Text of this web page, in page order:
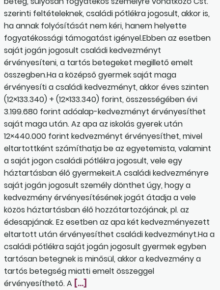
szerinti feltételeknek, családi pótlékra jogosult, akkor is,
ha annak folyósítását nem kéri, hanem helyette
fogyatékossági támogatást igényel.Ebben az esetben
saját jogán jogosult családi kedvezményt
érvényesíteni, a tartós betegeket megillető emelt
összegben.Ha a középső gyermek saját maga
érvényesíti a családi kedvezményt, akkor éves szinten
(12×133.340) + (12×133.340) forint, összességében évi
3.199.680 forint adóalap-kedvezményt érvényesíthet
saját maga után. Az apa az iskolás gyerek után
12×440.000 forint kedvezményt érvényesíthet, mivel
eltartottként számíthatja be az egyetemista, valamint
a saját jogon családi pótlékra jogosult, vele egy
háztartásban élő gyermekeit.A családi kedvezményre
saját jogán jogosult személy dönthet úgy, hogy a
kedvezmény érvényesítésének jogát átadja a vele
közös háztartásban élő hozzátartozójának, pl. az
édesapjának. Ez esetben az apa két kedvezményezett
eltartott után érvényesíthet családi kedvezményt.Ha a
családi pótlékra saját jogán jogosult gyermek egyben
tartósan betegnek is minősül, akkor a kedvezmény a
tartós betegség miatti emelt összeggel
érvényesíthető. A […]